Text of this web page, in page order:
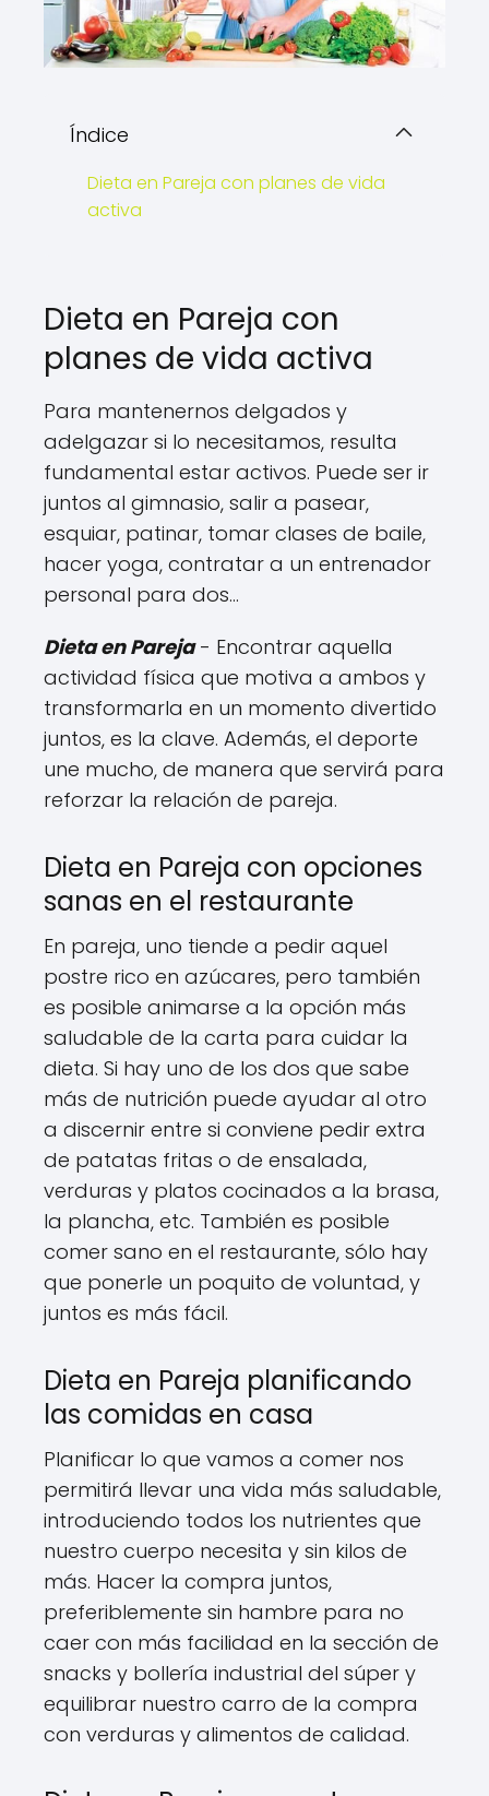
Índice
Dieta en Pareja con planes de vida
activa
Dieta en Pareja con
planes de vida activa
Para mantenernos delgados y
adelgazar si lo necesitamos, resulta
fundamental estar activos. Puede ser ir
juntos al gimnasio, salir a pasear,
esquiar, patinar, tomar clases de baile,
hacer yoga, contratar a un entrenador
personal para dos…
Dieta en Pareja- Encontrar aquella
actividad física que motiva a ambos y
transformarla en un momento divertido
juntos, es la clave. Además, el deporte
une mucho, de manera que servirá para
reforzar la relación de pareja.
Dieta en Pareja con opciones
sanas en el restaurante
En pareja, uno tiende a pedir aquel
postre rico en azúcares, pero también
es posible animarse a la opción más
saludable de la carta para cuidar la
dieta. Si hay uno de los dos que sabe
más de nutrición puede ayudar al otro
a discernir entre si conviene pedir extra
de patatas fritas o de ensalada,
verduras y platos cocinados a la brasa,
la plancha, etc. También es posible
comer sano en el restaurante, sólo hay
que ponerle un poquito de voluntad, y
juntos es más fácil.
Dieta en Pareja planificando
las comidas en casa
Planificar lo que vamos a comer nos
permitirá llevar una vida más saludable,
introduciendo todos los nutrientes que
nuestro cuerpo necesita y sin kilos de
más. Hacer la compra juntos,
preferiblemente sin hambre para no
caer con más facilidad en la sección de
snacks y bollería industrial del súper y
equilibrar nuestro carro de la compra
con verduras y alimentos de calidad.